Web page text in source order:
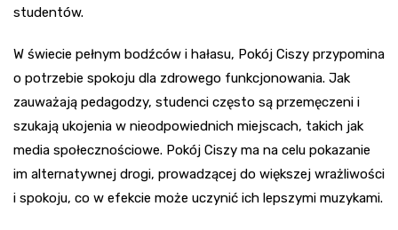
studentów.
W świecie pełnym bodźców i hałasu, Pokój Ciszy przypomina
o potrzebie spokoju dla zdrowego funkcjonowania. Jak
zauważają pedagodzy, studenci często są przemęczeni i
szukają ukojenia w nieodpowiednich miejscach, takich jak
media społecznościowe. Pokój Ciszy ma na celu pokazanie
im alternatywnej drogi, prowadzącej do większej wrażliwości
i spokoju, co w efekcie może uczynić ich lepszymi muzykami.